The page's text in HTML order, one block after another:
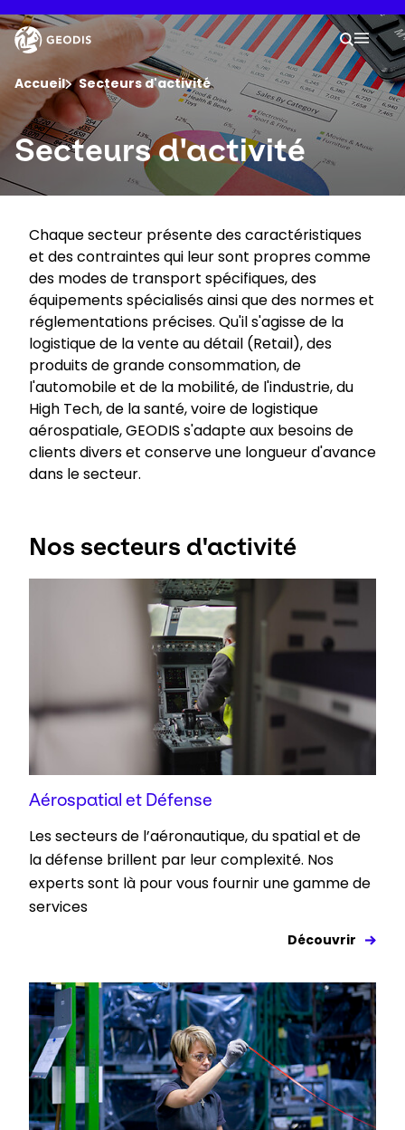
au
contenu
principal
Groupe
Newsroom
Carrière
Localisations
Se connecter​
Sélectionner un pays et une langue
Vous êtes ici :
Accueil Secteurs d'activité
Keepeek
Secteurs d'activité
Chaque secteur présente des caractéristiques
et des contraintes qui leur sont propres comme
des modes de transport spécifiques, des
équipements spécialisés ainsi que des normes et
réglementations précises. Qu'il s'agisse de la
logistique de la vente au détail (Retail), des
produits de grande consommation, de
l'automobile et de la mobilité, de l'industrie, du
High Tech, de la santé, voire de logistique
aérospatiale, GEODIS s'adapte aux besoins de
clients divers et conserve une longueur d'avance
dans le secteur.
Nos secteurs d'activité
Aérospatial et Défense
Les secteurs de l’aéronautique, du spatial et de
la défense brillent par leur complexité. Nos
experts sont là pour vous fournir une gamme de
services
Découvrir